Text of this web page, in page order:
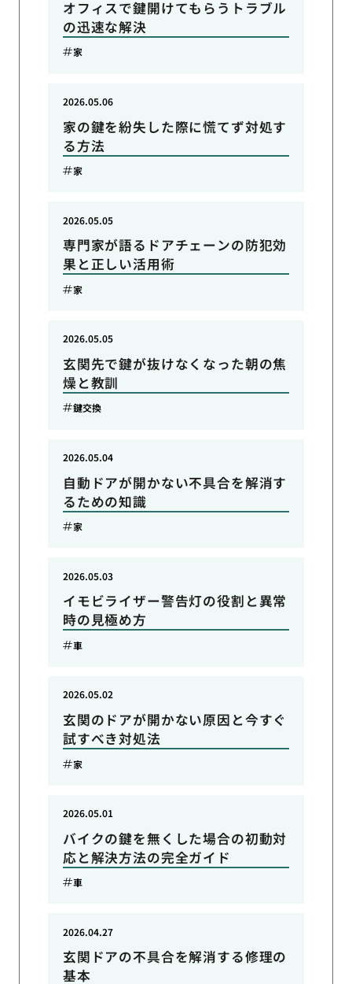
オフィスで鍵開けてもらうトラブル
の迅速な解決
家
家の鍵を紛失した際に慌てず対処す
る方法
2026.05.06
家
専門家が語るドアチェーンの防犯効
果と正しい活用術
2026.05.05
家
玄関先で鍵が抜けなくなった朝の焦
燥と教訓
2026.05.05
鍵交換
自動ドアが開かない不具合を解消す
るための知識
2026.05.04
家
イモビライザー警告灯の役割と異常
時の見極め方
2026.05.03
車
玄関のドアが開かない原因と今すぐ
試すべき対処法
2026.05.02
家
バイクの鍵を無くした場合の初動対
応と解決方法の完全ガイド
2026.05.01
車
玄関ドアの不具合を解消する修理の
基本
2026.04.27